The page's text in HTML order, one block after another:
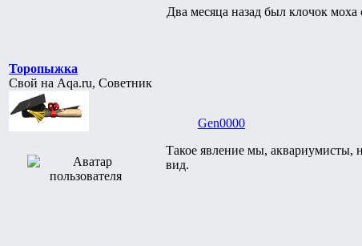
Два месяца назад был клочок моха
Торопыжка
Свой на Aqa.ru, Советник
Gen0000
Такое явление мы, аквариумисты,
вид.